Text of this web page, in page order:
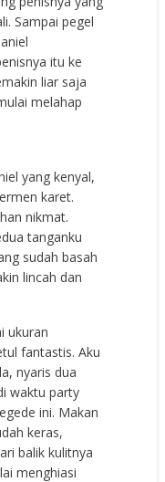
Sampai pegel
itu ke
liar saja
melahap
yang kenyal,
karet.
nikmat.
tanganku
sudah basah
lincah dan
ukuran
fantastis. Aku
nyaris dua
waktu party
ini. Makan
keras,
balik kulitnya
menghiasi